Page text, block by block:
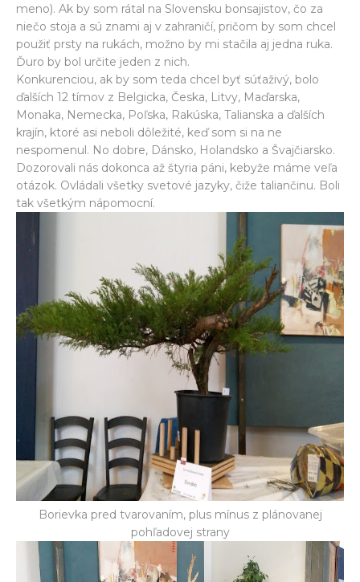
meno). Ak by som rátal na Slovensku bonsajistov, čo za
niečo stoja a sú znami aj v zahraničí, pričom by som chcel
použiť prsty na rukách, možno by mi stačila aj jedna ruka.
Ďuro by bol určite jeden z nich.
Konkurenciou, ak by som teda chcel byť súťaživý, bolo
ďalších 12 tímov z Belgicka, Česka, Litvy, Maďarska,
Monaka, Nemecka, Poľska, Rakúska, Talianska a ďalších
krajín, ktoré asi neboli dôležité, keď som si na ne
nespomenul. No dobre, Dánsko, Holandsko a Švajčiarsko.
Dozorovali nás dokonca až štyria páni, kebyže máme veľa
otázok. Ovládali všetky svetové jazyky, čiže taliančinu. Boli
tak všetkým nápomocní.
Borievka pred tvarovaním, plus mínus z plánovanej
pohľadovej strany